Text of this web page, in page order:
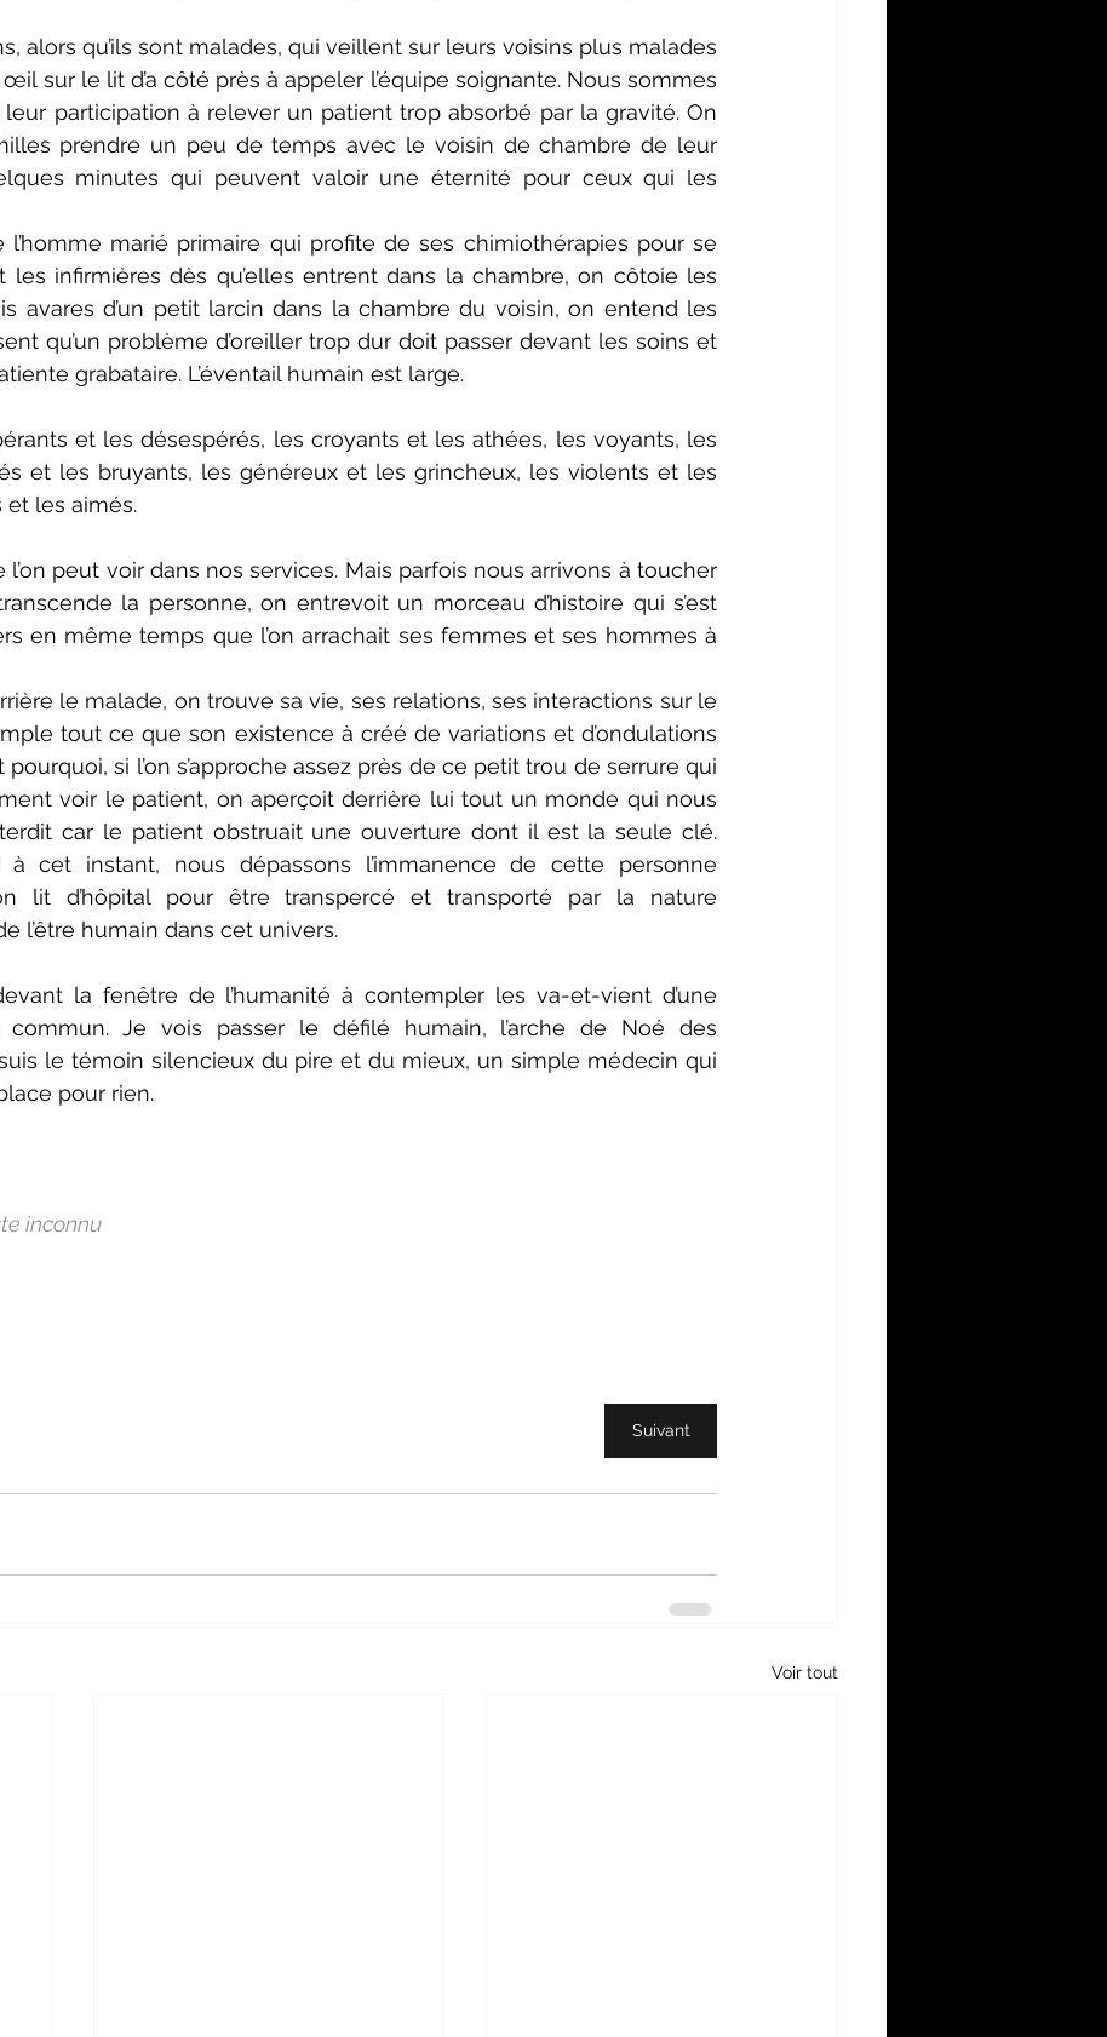
alors qu’ils sont malades, qui veillent sur leurs voisins plus malades
œil sur le lit d’a côté près à appeler l’équipe soignante. Nous sommes
leur participation à relever un patient trop absorbé par la gravité. On
prendre un peu de temps avec le voisin de chambre de leur
minutes qui peuvent valoir une éternité pour ceux qui les
marié primaire qui profite de ses chimiothérapies pour se
les infirmières dès qu’elles entrent dans la chambre, on côtoie les
avares d’un petit larcin dans la chambre du voisin, on entend les
qu’un problème d’oreiller trop dur doit passer devant les soins et
grabataire. L’éventail humain est large.
et les désespérés, les croyants et les athées, les voyants, les
et les bruyants, les généreux et les grincheux, les violents et les
et les aimés.
peut voir dans nos services. Mais parfois nous arrivons à toucher
la personne, on entrevoit un morceau d’histoire qui s’est
en même temps que l’on arrachait ses femmes et ses hommes à
le malade, on trouve sa vie, ses relations, ses interactions sur le
tout ce que son existence à créé de variations et d’ondulations
pourquoi, si l’on s’approche assez près de ce petit trou de serrure qui
voir le patient, on aperçoit derrière lui tout un monde qui nous
car le patient obstruait une ouverture dont il est la seule clé.
à cet instant, nous dépassons l’immanence de cette personne
lit d’hôpital pour être transpercé et transporté par la nature
l’être humain dans cet univers.
la fenêtre de l’humanité à contempler les va-et-vient d’une
Je vois passer le défilé humain, l’arche de Noé des
le témoin silencieux du pire et du mieux, un simple médecin qui
pour rien.
inconnu
Suivant
Voir tout